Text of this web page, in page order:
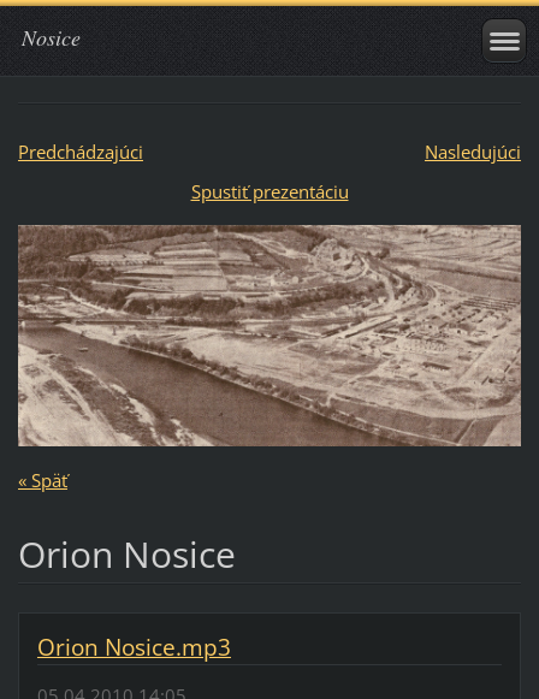
Nosice
Predchádzajúci
Nasledujúci
Spustiť prezentáciu
« Späť
Orion Nosice
Orion Nosice.mp3